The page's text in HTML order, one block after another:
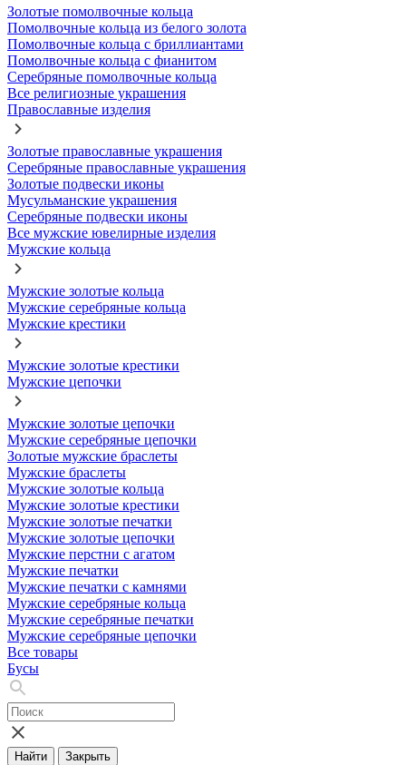
Золотые помолвочные кольца
Помолвочные кольца из белого золота
Помолвочные кольца с бриллиантами
Помолвочные кольца с фианитом
Серебряные помолвочные кольца
Все религиозные украшения
Православные изделия
Золотые православные украшения
Серебряные православные украшения
Золотые подвески иконы
Мусульманские украшения
Серебряные подвески иконы
Все мужские ювелирные изделия
Мужские кольца
Мужские золотые кольца
Мужские серебряные кольца
Мужские крестики
Мужские золотые крестики
Мужские цепочки
Мужские золотые цепочки
Мужские серебряные цепочки
Золотые мужские браслеты
Мужские браслеты
Мужские золотые кольца
Мужские золотые крестики
Мужские золотые печатки
Мужские золотые цепочки
Мужские перстни с агатом
Мужские печатки
Мужские печатки с камнями
Мужские серебряные кольца
Мужские серебряные печатки
Мужские серебряные цепочки
Все товары
Бусы
Найти Закрыть